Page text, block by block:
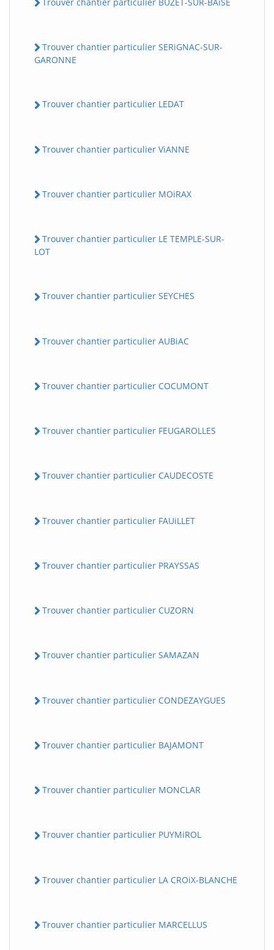
Trouver chantier particulier SERiGNAC-SUR-
GARONNE
Trouver chantier particulier LEDAT
Trouver chantier particulier ViANNE
Trouver chantier particulier MOiRAX
Trouver chantier particulier LE TEMPLE-SUR-
LOT
Trouver chantier particulier SEYCHES
Trouver chantier particulier AUBiAC
Trouver chantier particulier COCUMONT
Trouver chantier particulier FEUGAROLLES
Trouver chantier particulier CAUDECOSTE
Trouver chantier particulier FAUiLLET
Trouver chantier particulier PRAYSSAS
Trouver chantier particulier CUZORN
Trouver chantier particulier SAMAZAN
Trouver chantier particulier CONDEZAYGUES
Trouver chantier particulier BAJAMONT
Trouver chantier particulier MONCLAR
Trouver chantier particulier PUYMiROL
Trouver chantier particulier LA CROiX-BLANCHE
Trouver chantier particulier MARCELLUS